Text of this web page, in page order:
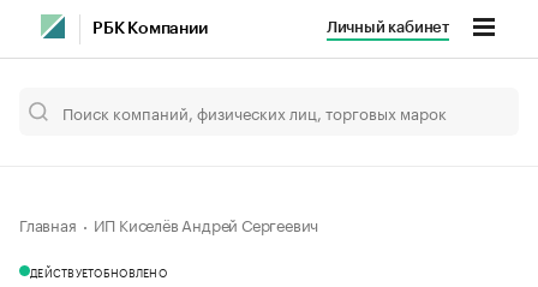
РБК Компании Личный кабинет
Главная ИП Киселёв Андрей Сергеевич
ДЕЙСТВУЕТОБНОВЛЕНО